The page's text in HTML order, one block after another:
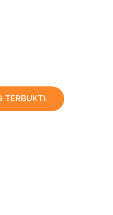
TERBUKTI.